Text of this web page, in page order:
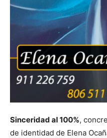
Sinceridad al 100%,
de identidad de Elena